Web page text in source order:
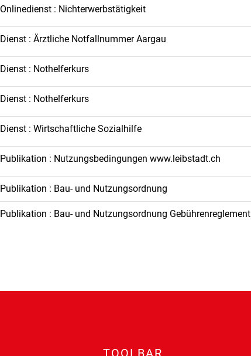
Onlinedienst : Nichterwerbstätigkeit
Dienst : Ärztliche Notfallnummer Aargau
Dienst : Nothelferkurs
Dienst : Nothelferkurs
Dienst : Wirtschaftliche Sozialhilfe
Publikation : Nutzungsbedingungen www.leibstadt.ch
Publikation : Bau- und Nutzungsordnung
Publikation : Bau- und Nutzungsordnung Gebührenreglement
TOOLBAR